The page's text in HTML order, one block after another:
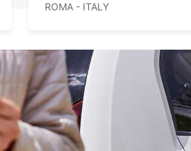
ROMA - ITALY
ROME CIAMPINO AIRPORT
ROMA - ITALY